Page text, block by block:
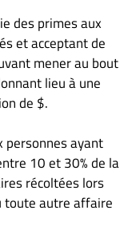
des primes aux
et acceptant de
mener au bout
lieu à une
de $.
personnes ayant
10 et 30% de la
récoltées lors
toute autre affaire